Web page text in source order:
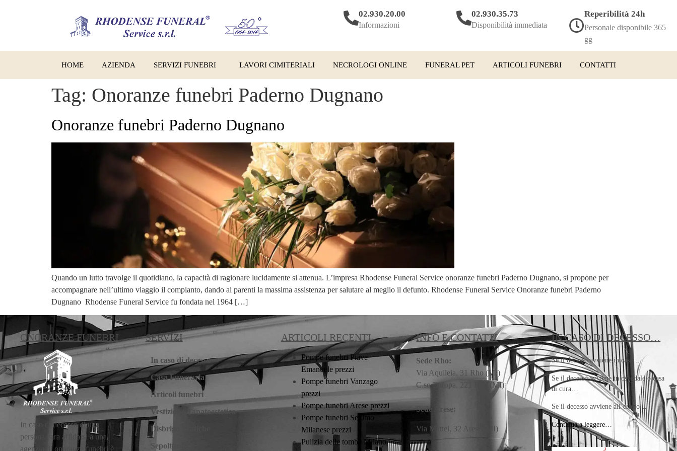
02.930.20.00
Informazioni
02.930.35.73
Disponibilità immediata
Reperibilità 24h
Personale disponibile 365
gg
HOME AZIENDA SERVIZI FUNEBRI LAVORI CIMITERIALI NECROLOGI ONLINE FUNERAL PET ARTICOLI FUNEBRI CONTATTI
Tag: Onoranze funebri Paderno Dugnano
Onoranze funebri Paderno Dugnano
Quando un lutto travolge il quotidiano, la capacità di ragionare lucidamente si attenua. L’impresa Rhodense Funeral Service onoranze funebri Paderno Dugnano, si propone per
accompagnare nell’ultimo viaggio il compianto, dando ai parenti la massima assistenza per salutare al meglio il defunto. Rhodense Funeral Service Onoranze funebri Paderno
Dugnano Rhodense Funeral Service fu fondata nel 1964 […]
ONORANZE FUNEBRI
In caso di decesso di una
persona cara affidarsi a una
agenzia di onoranze funebri è
SERVIZI
In caso di decesso
Casa Funeraria
Articoli funebri
Vestizione Tanatoestetica
Disbrigo pratiche
Sepolture
ARTICOLI RECENTI
Pompe funebri Piave
Emanuele prezzi
Pompe funebri Vanzago
prezzi
Pompe funebri Arese prezzi
Pompe funebri Settimo
Milanese prezzi
Pulizia delle tombe Milano
INFO E CONTATTI
Sede Rho:
Via Aquileia, 31 Rho (MI)
C.so Europa, 221 Rho (MI)
Sede Arese:
Via Mattei, 32 Arese (MI)
IN CASO DI DECESSO…
Se il decesso avviene in casa…
Se il decesso avviene in ospedale o casa
di cura…
Se il decesso avviene all’estero…
Continua a leggere…